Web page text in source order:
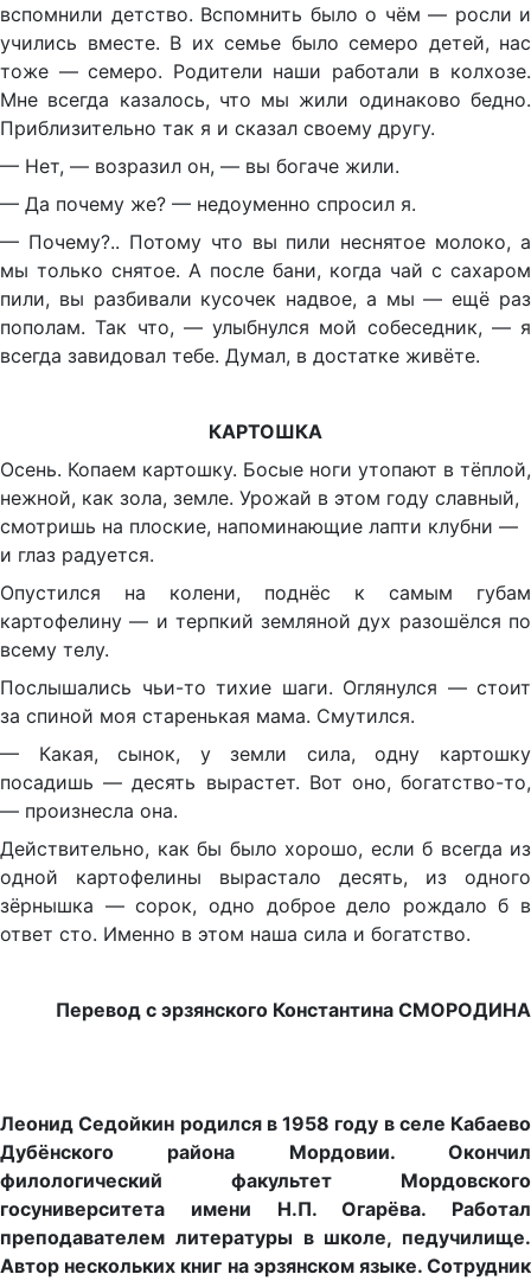
вспомнили детство. Вспомнить было о чём — росли и
учились вместе. В их семье было семеро детей, нас
тоже — семеро. Родители наши работали в колхозе.
Мне всегда казалось, что мы жили одинаково бедно.
Приблизительно так я и сказал своему другу.
— Нет, — возразил он, — вы богаче жили.
— Да почему же? — недоуменно спросил я.
— Почему?.. Потому что вы пили неснятое молоко, а
мы только снятое. А после бани, когда чай с сахаром
пили, вы разбивали кусочек надвое, а мы — ещё раз
пополам. Так что, — улыбнулся мой собеседник, — я
всегда завидовал тебе. Думал, в достатке живёте.
КАРТОШКА
Осень. Копаем картошку. Босые ноги утопают в тёплой,
нежной, как зола, земле. Урожай в этом году славный,
смотришь на плоские, напоминающие лапти клубни —
и глаз радуется.
Опустился на колени, поднёс к самым губам
картофелину — и терпкий земляной дух разошёлся по
всему телу.
Послышались чьи-то тихие шаги. Оглянулся — стоит
за спиной моя старенькая мама. Смутился.
— Какая, сынок, у земли сила, одну картошку
посадишь — десять вырастет. Вот оно, богатство-то,
— произнесла она.
Действительно, как бы было хорошо, если б всегда из
одной картофелины вырастало десять, из одного
зёрнышка — сорок, одно доброе дело рождало б в
ответ сто. Именно в этом наша сила и богатство.
Перевод с эрзянского Константина СМОРОДИНА
Леонид Седойкин родился в 1958 году в селе Кабаево
Дубёнского района Мордовии. Окончил
филологический факультет Мордовского
госуниверситета имени Н.П. Огарёва. Работал
преподавателем литературы в школе, педучилище.
Автор нескольких книг на эрзянском языке. Сотрудник